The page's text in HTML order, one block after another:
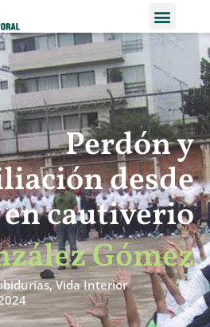
Perdón y
desde
en cautiverio
Gómez
,Vida Interior